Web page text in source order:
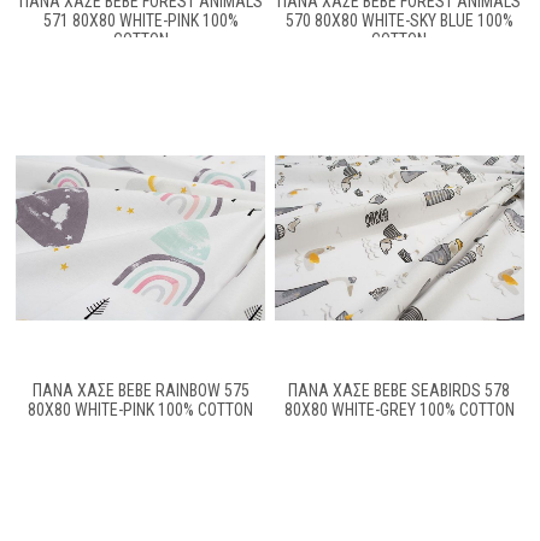
571 80X80 WHITE-PINK 100%
COTTON
570 80X80 WHITE-SKY BLUE 100%
COTTON
ΠΆΝΑ ΧΑΣΈ BEBE RAINBOW 575
80X80 WHITE-PINK 100% COTTON
ΠΆΝΑ ΧΑΣΈ BEBE SEABIRDS 578
80X80 WHITE-GREY 100% COTTON